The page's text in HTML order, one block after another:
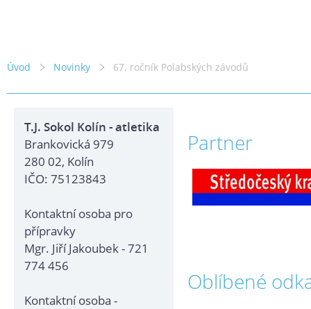
Úvod Novinky 67. ročník Polabských závodů
T.J. Sokol Kolín - atletika
Brankovická 979
280 02, Kolín
IČO: 75123843
Kontaktní osoba pro
přípravky
Mgr. Jiří Jakoubek - 721
774 456
Kontaktní osoba -
Partner
Oblíbené